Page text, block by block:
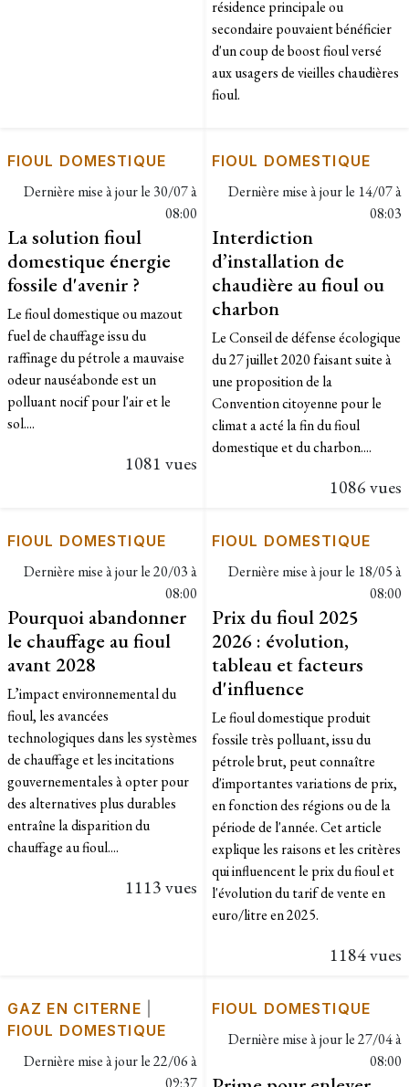
résidence principale ou
secondaire pouvaient bénéficier
d'un coup de boost fioul versé
aux usagers de vieilles chaudières
fioul.
FIOUL DOMESTIQUE
Dernière mise à jour le 30/07 à
08:00
La solution fioul
domestique énergie
fossile d'avenir ?
Le fioul domestique ou mazout
fuel de chauffage issu du
raffinage du pétrole a mauvaise
odeur nauséabonde est un
polluant nocif pour l'air et le
sol....
1081 vues
FIOUL DOMESTIQUE
Dernière mise à jour le 14/07 à
08:03
Interdiction
d’installation de
chaudière au fioul ou
charbon
Le Conseil de défense écologique
du 27 juillet 2020 faisant suite à
une proposition de la
Convention citoyenne pour le
climat a acté la fin du fioul
domestique et du charbon....
1086 vues
FIOUL DOMESTIQUE
Dernière mise à jour le20/03 à
08:00
Pourquoi abandonner
le chauffage au fioul
avant 2028
L’impact environnemental du
fioul, les avancées
technologiques dans les systèmes
de chauffage et les incitations
gouvernementales à opter pour
des alternatives plus durables
entraîne la disparition du
chauffage au fioul....
1113 vues
FIOUL DOMESTIQUE
Dernière mise à jour le 18/05 à
08:00
Prix du fioul 2025
2026 : évolution,
tableau et facteurs
d'influence
Le fioul domestique produit
fossile très polluant, issu du
pétrole brut, peut connaître
d'importantes variations de prix,
en fonction des régions ou de la
période de l'année. Cet article
explique les raisons et les critères
qui influencent le prix du fioul et
l'évolution du tarif de vente en
euro/litre en 2025.
1184 vues
GAZ EN CITERNE
FIOUL DOMESTIQUE
Dernière mise à jour le22/06 à
09:37
FIOUL DOMESTIQUE
Dernière mise à jour le27/04 à
08:00